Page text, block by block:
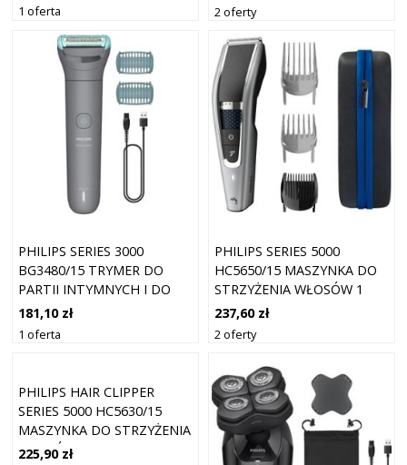
1 oferta 2 oferty
PHILIPS SERIES 3000
BG3480/15 TRYMER DO
PARTII INTYMNYCH I DO
CIAŁA 1 SZT.
181,10 zł
1 oferta
PHILIPS SERIES 5000
HC5650/15 MASZYNKA DO
STRZYŻENIA WŁOSÓW 1
SZT.
237,60 zł
2 oferty
PHILIPS HAIR CLIPPER
SERIES 5000 HC5630/15
MASZYNKA DO STRZYŻENIA
WŁOSÓW I BRODY 1 SZT.
225,90 zł